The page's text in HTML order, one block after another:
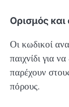
Ορισμός
Οι κωδικοί
παιχνίδι για
παρέχουν
πόρους.